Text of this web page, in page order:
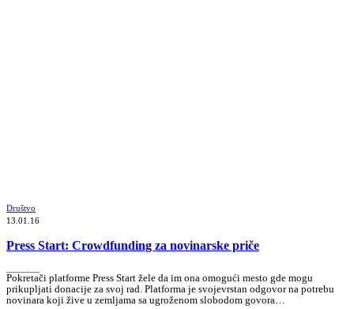
Društvo
13.01.16
Press Start: Crowdfunding za novinarske priče
Pokretači platforme Press Start žele da im ona omogući mesto gde mogu
prikupljati donacije za svoj rad. Platforma je svojevrstan odgovor na potrebu
novinara koji žive u zemljama sa ugroženom slobodom govora…